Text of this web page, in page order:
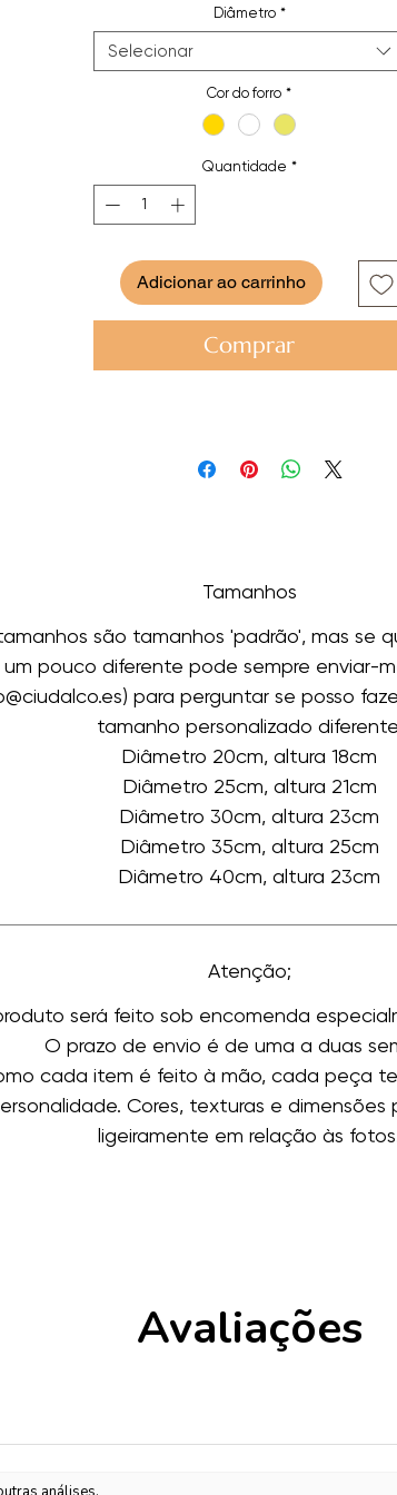
Diâmetro *
Selecionar
Cor do forro *
Quantidade *
Adicionar ao carrinho
Comprar
Tamanhos
são tamanhos 'padrão', mas se
um pouco diferente pode sempre enviar-
para perguntar se posso
tamanho personalizado
Diâmetro 20cm, altura 18cm
Diâmetro 25cm, altura 21cm
Diâmetro 30cm, altura 23cm
Diâmetro 35cm, altura 25cm
Diâmetro 40cm, altura 23cm
Atenção;
será feito sob encomenda
O prazo de envio é de uma a duas
cada item é feito à mão, cada peça
Cores, texturas e dimensões
ligeiramente em relação às
Avaliações